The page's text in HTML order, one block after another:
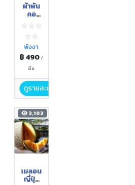
ผ้าพัน
คอ
พังงา
฿ 490/
ผืน
ดูรายละเอียด
3,103
เมลอน
ญี่ปุ่น